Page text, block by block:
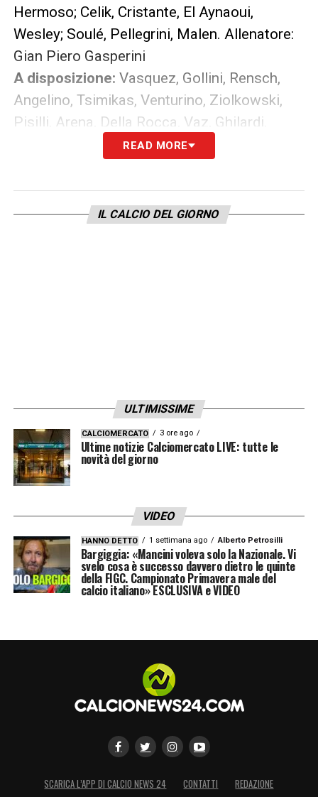
Hermoso; Celik, Cristante, El Aynaoui,
Wesley; Soulé, Pellegrini, Malen. Allenatore:
Gian Piero Gasperini
A disposizione: Vasquez, Gollini, Rensch,
Angelino, Tsimikas, Venturino, Ziolkowski,
Pisilli, Arena, Della Rocca, Vaz, Ghilardi.
Ultime Notizie Serie A: tutte le novità del
LA PLAYLIST DELLE NOSTRE TOP NEWS
READ MORE
IL CALCIO DEL GIORNO
ULTIMISSIME
CALCIOMERCATO 3 ore ago
Ultime notizie Calciomercato LIVE: tutte le
novità del giorno
VIDEO
HANNO DETTO 1 settimana ago Alberto Petrosilli
Bargiggia: «Mancini voleva solo la Nazionale. Vi
svelo cosa è successo davvero dietro le quinte
della FIGC. Campionato Primavera male del
calcio italiano» ESCLUSIVA e VIDEO
SCARICA L’APP DI CALCIO NEWS 24 CONTATTI
REDAZIONE